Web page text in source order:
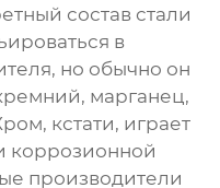
состав стали
в
но обычно он
марганец,
кстати, играет
коррозионной
производители